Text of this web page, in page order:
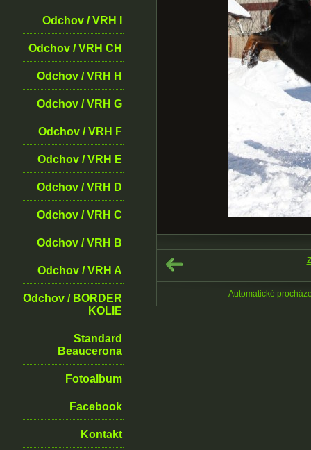
Odchov / VRH I
Odchov / VRH CH
Odchov / VRH H
Odchov / VRH G
Odchov / VRH F
Odchov / VRH E
Odchov / VRH D
Odchov / VRH C
Odchov / VRH B
Odchov / VRH A
Odchov / BORDER
KOLIE
Standard
Beaucerona
Fotoalbum
Facebook
Kontakt
Automatické